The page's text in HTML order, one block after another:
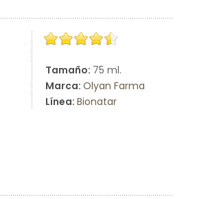
Tamaño: 75 ml.
Marca: Olyan Farma
Línea: Bionatar